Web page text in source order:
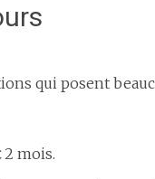
qui posent
2 mois.